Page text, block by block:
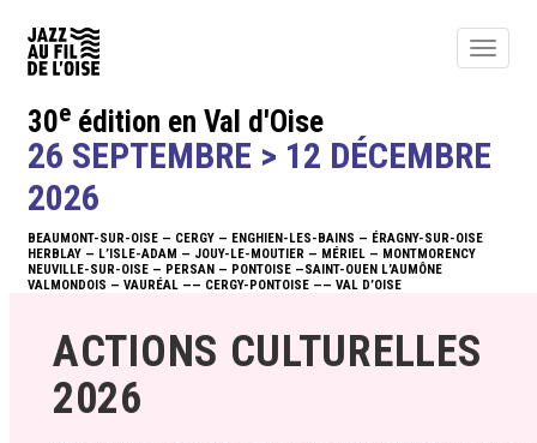
Toggle
ACTUALITÉS
ÉDITO
PROGRAMME
NEWSLETTER
INFOS
30e édition en Val d'Oise
26 SEPTEMBRE > 12 DÉCEMBRE
2026
BEAUMONT-SUR-OISE — CERGY — ENGHIEN-LES-BAINS — ÉRAGNY-SUR-OISE
HERBLAY — L’ISLE-ADAM — JOUY-LE-MOUTIER — MÉRIEL — MONTMORENCY
NEUVILLE-SUR-OISE — PERSAN — PONTOISE —SAINT-OUEN L’AUMÔNE
VALMONDOIS — VAURÉAL —— CERGY-PONTOISE —— VAL D’OISE
ACTIONS CULTURELLES
2026